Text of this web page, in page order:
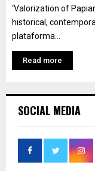
‘Valorization of
historical,
plataforma...
Read more
SOCIAL MEDIA